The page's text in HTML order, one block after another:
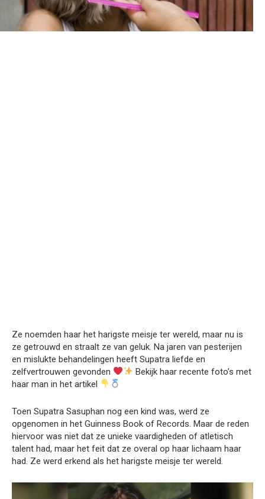
Ze noemden haar het harigste meisje ter wereld, maar nu is
ze getrouwd en straalt ze van geluk. Na jaren van pesterijen
en mislukte behandelingen heeft Supatra liefde en
zelfvertrouwen gevonden
Bekijk haar recente foto’s met
haar man in het artikel
Toen Supatra Sasuphan nog een kind was, werd ze
opgenomen in het Guinness Book of Records. Maar de reden
hiervoor was niet dat ze unieke vaardigheden of atletisch
talent had, maar het feit dat ze overal op haar lichaam haar
had. Ze werd erkend als het harigste meisje ter wereld.